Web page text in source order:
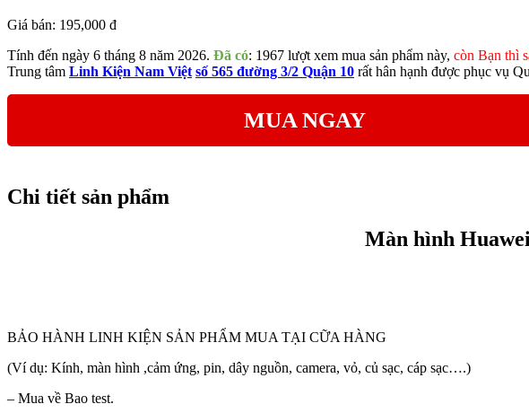
Giá bán: 195,000 đ
Tính đến ngày 6 tháng 8 năm 2026. Đã có: 1967 lượt xem mua sản phẩm này, còn Bạn thì
Trung tâm Linh Kiện Nam Việt số 565 đường 3/2 Quận 10 rất hân hạnh được phục vụ
MUA NGAY
Chi tiết sản phẩm
Màn hình
BẢO HÀNH LINH KIỆN SẢN PHẨM MUA TẠI CỮA HÀNG
(Ví dụ: Kính, màn hình ,cảm ứng, pin, dây nguồn, camera, vỏ, củ sạc, cáp sạc….)
– Mua về Bao test.